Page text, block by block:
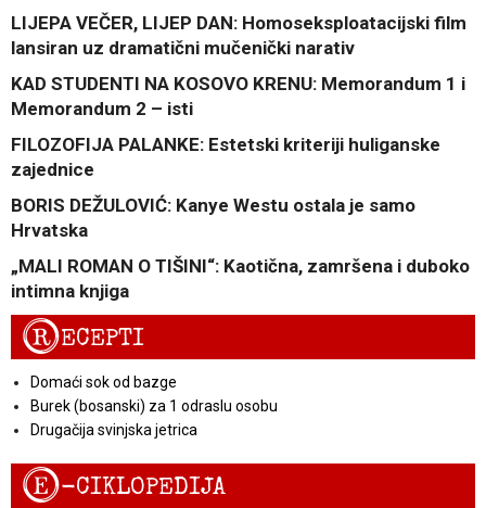
LIJEPA VEČER, LIJEP DAN: Homoseksploatacijski film
lansiran uz dramatični mučenički narativ
KAD STUDENTI NA KOSOVO KRENU: Memorandum 1 i
Memorandum 2 – isti
FILOZOFIJA PALANKE: Estetski kriteriji huliganske
zajednice
BORIS DEŽULOVIĆ: Kanye Westu ostala je samo
Hrvatska
„MALI ROMAN O TIŠINI“: Kaotična, zamršena i duboko
intimna knjiga
RECEPTI
Domaći sok od bazge
Burek (bosanski) za 1 odraslu osobu
Drugačija svinjska jetrica
E-CIKLOPEDIJA